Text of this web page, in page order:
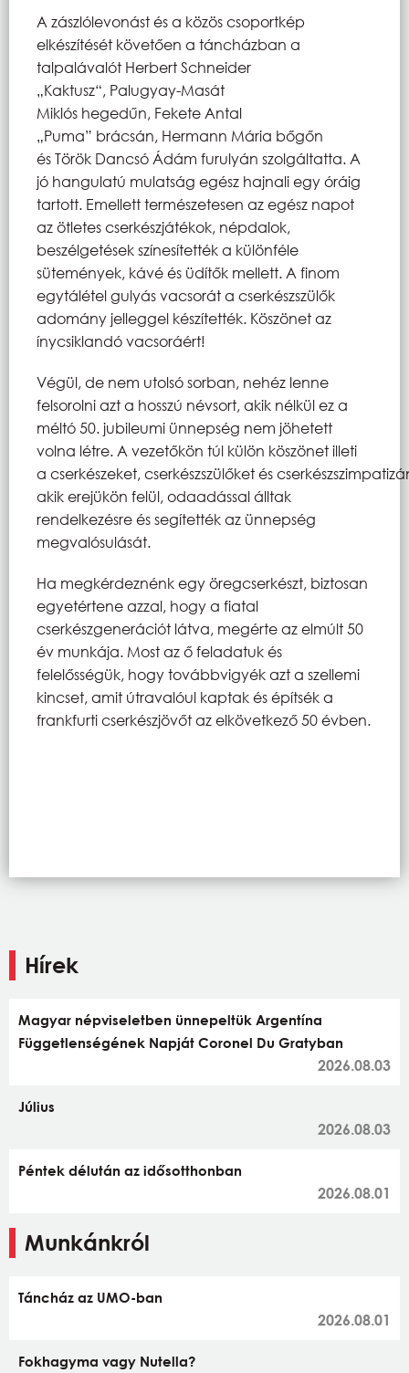
A zászlólevonást és a közös csoportkép
elkészítését követően a táncházban a
talpalávalót Herbert Schneider
„Kaktusz“, Palugyay-Masát
Miklós hegedűn, Fekete Antal
„Puma” brácsán, Hermann Mária bőgőn
és Török Dancsó Ádám furulyán szolgáltatta. A
jó hangulatú mulatság egész hajnali egy óráig
tartott. Emellett természetesen az egész napot
az ötletes cserkészjátékok, népdalok,
beszélgetések színesítették a különféle
sütemények, kávé és üdítők mellett. A finom
egytálétel gulyás vacsorát a cserkészszülők
adomány jelleggel készítették. Köszönet az
ínycsiklandó vacsoráért!
Végül, de nem utolsó sorban, nehéz lenne
felsorolni azt a hosszú névsort, akik nélkül ez a
méltó 50. jubileumi ünnepség nem jöhetett
volna létre. A vezetőkön túl külön köszönet illeti
a cserkészeket, cserkészszülőket és
akik erejükön felül, odaadással álltak
rendelkezésre és segítették az ünnepség
megvalósulását.
Ha megkérdeznénk egy öregcserkészt, biztosan
egyetértene azzal, hogy a fiatal
cserkészgenerációt látva, megérte az elmúlt 50
év munkája. Most az ő feladatuk és
felelősségük, hogy továbbvigyék azt a szellemi
kincset, amit útravalóul kaptak és építsék a
frankfurti cserkészjövőt az elkövetkező 50 évben.
Hírek
Magyar népviseletben ünnepeltük Argentína
Függetlenségének Napját Coronel Du Gratyban
2026.08.03
Július
2026.08.03
Péntek délután az idősotthonban
2026.08.01
Munkánkról
Táncház az UMO-ban
2026.08.01
Fokhagyma vagy Nutella?